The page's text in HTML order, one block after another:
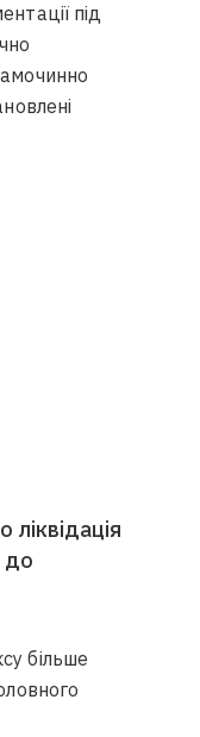
під
ліквідація
до
більше